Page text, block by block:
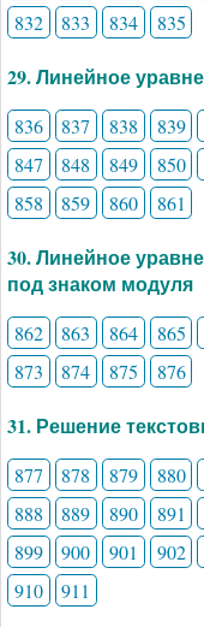
832
833 834 835
29. Линейное
836 837 838 839
847
848 849 850
858
859 860 861
30. Линейное
под знаком модуля
862 863 864 865
873
874 875 876
31. Решение
877 878 879 880
888
889 890 891
899
900 901 902
910
911